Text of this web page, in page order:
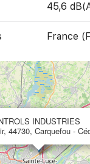
45,6
France
INDUSTRIES
44730, Carquefou ‐